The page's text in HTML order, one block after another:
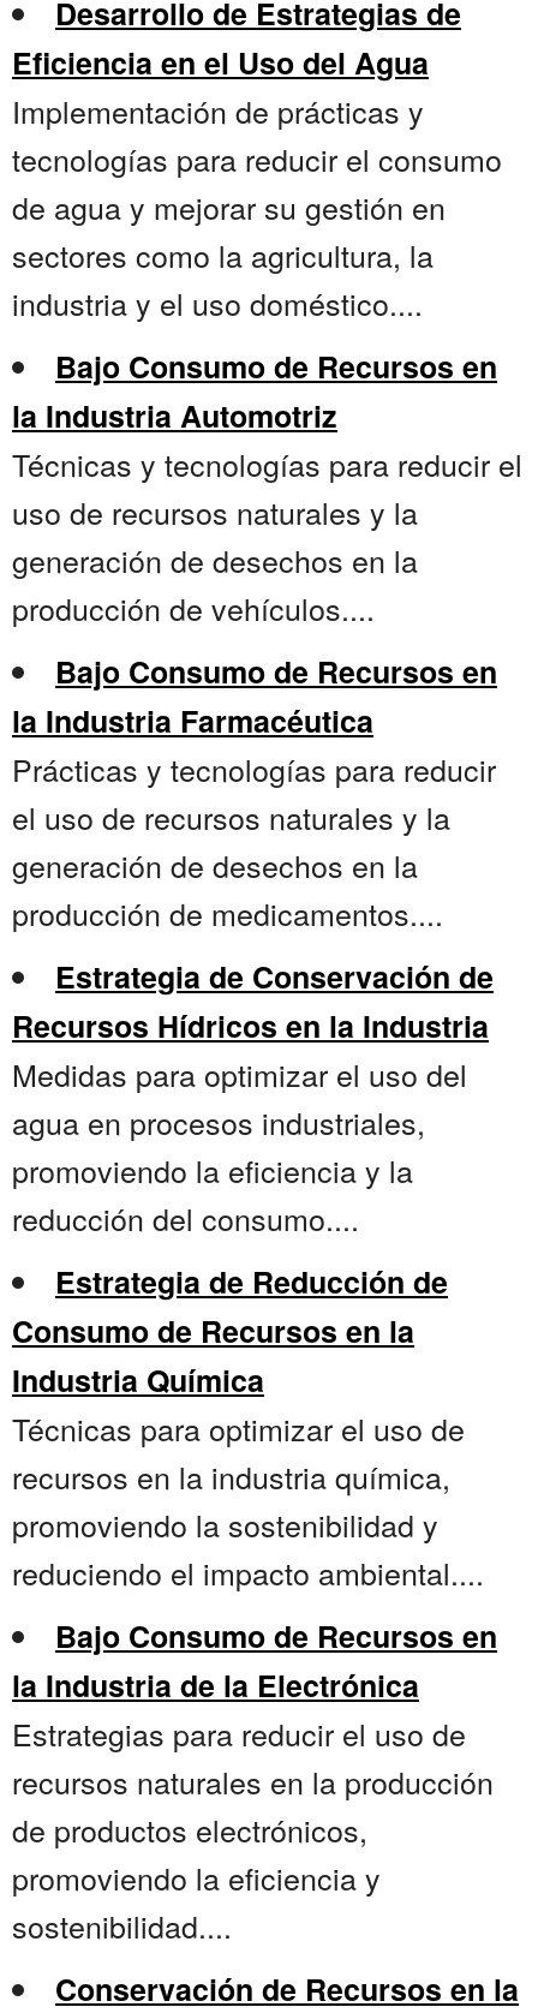
Desarrollo de Estrategias de
Eficiencia en el Uso del Agua
Implementación de prácticas y
tecnologías para reducir el consumo
de agua y mejorar su gestión en
sectores como la agricultura, la
industria y el uso doméstico....
Bajo Consumo de Recursos en
la Industria Automotriz
Técnicas y tecnologías para reducir el
uso de recursos naturales y la
generación de desechos en la
producción de vehículos....
Bajo Consumo de Recursos en
la Industria Farmacéutica
Prácticas y tecnologías para reducir
el uso de recursos naturales y la
generación de desechos en la
producción de medicamentos....
Estrategia de Conservación de
Recursos Hídricos en la Industria
Medidas para optimizar el uso del
agua en procesos industriales,
promoviendo la eficiencia y la
reducción del consumo....
Estrategia de Reducción de
Consumo de Recursos en la
Industria Química
Técnicas para optimizar el uso de
recursos en la industria química,
promoviendo la sostenibilidad y
reduciendo el impacto ambiental....
Bajo Consumo de Recursos en
la Industria de la Electrónica
Estrategias para reducir el uso de
recursos naturales en la producción
de productos electrónicos,
promoviendo la eficiencia y
sostenibilidad....
Conservación de Recursos en la